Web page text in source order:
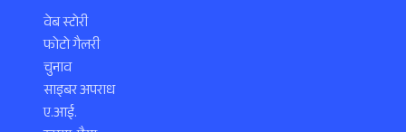
वेब स्टोरी
फोटो गैलरी
चुनाव
साइबर अपराध
ए.आई.